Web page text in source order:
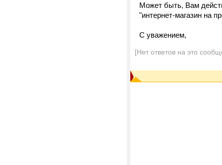
Может быть, Вам
"интернет-магазин на
С уважением,
[Нет ответов на это